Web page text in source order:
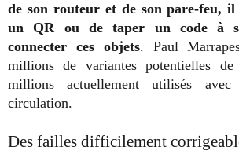
de son routeur et de son pare-feu,
un QR ou de taper un code à
connecter ces objets. Paul
millions de variantes potentielles
millions actuellement utilisés
circulation.
Des failles difficilement